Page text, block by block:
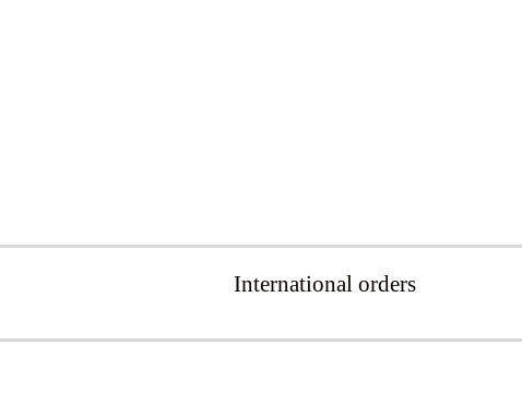
International orders